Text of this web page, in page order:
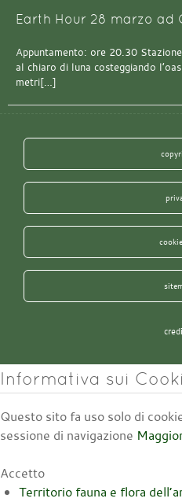
Earth Hour 28 marzo ad
Appuntamento: ore 20.30
al chiaro di luna costeggiando
metri[…]
Informativa sui
Questo sito fa uso solo di
sessione di navigazione
Accetto
Territorio fauna e flora